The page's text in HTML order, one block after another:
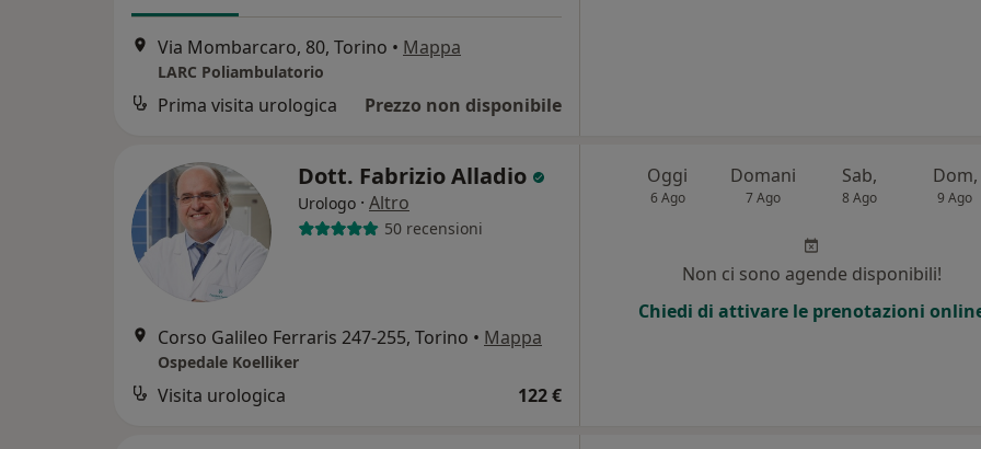
Via Mombarcaro, 80, Torino • Mappa
LARC Poliambulatorio
Prima visita urologica Prezzo non disponibile
Dott. Fabrizio Alladio
Urologo · Altro
50 recensioni
Corso Galileo Ferraris 247-255, Torino • Mappa
Ospedale Koelliker
Visita urologica 122 €
Oggi
6 Ago
Domani
7 Ago
Sab,
8 Ago
Dom,
9 Ago
Non ci sono agende disponibili!
Chiedi di attivare le prenotazioni